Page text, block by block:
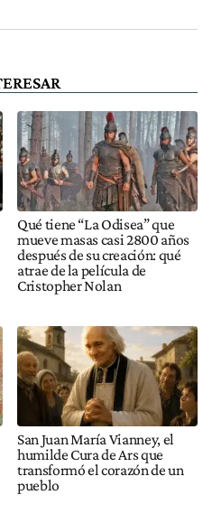
Qué tiene “La Odisea” que
mueve masas casi 2800 años
después de su creación: qué
atrae de la película de
Cristopher Nolan
San Juan María Vianney, el
humilde Cura de Ars que
transformó el corazón de un
pueblo